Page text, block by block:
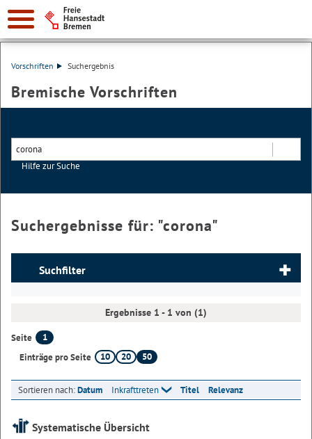
Vorschriften Suchergebnis
Bremische Vorschriften
Hilfe zur Suche
Suchergebnisse für: "corona"
Suchfilter
Ergebnisse 1 - 1 von (1)
Seite
1
Einträge pro Seite
10 20 50
Sortieren nach:Datum Inkrafttreten Titel Relevanz
Systematische Übersicht